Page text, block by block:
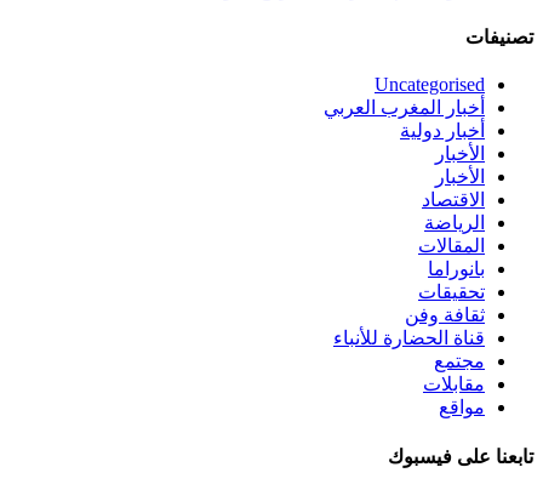
تصنيفات
Uncategorised
أخبار المغرب العربي
أخبار دولية
الأخبار
الأخبار
الاقتصاد
الرياضة
المقالات
بانوراما
تحقيقات
ثقافة وفن
قناة الحضارة للأنباء
مجتمع
مقابلات
مواقع
تابعنا على فيسبوك